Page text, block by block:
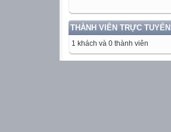
THÀNH VIÊN TRỰC TUYẾN
1 khách và 0 thành viên